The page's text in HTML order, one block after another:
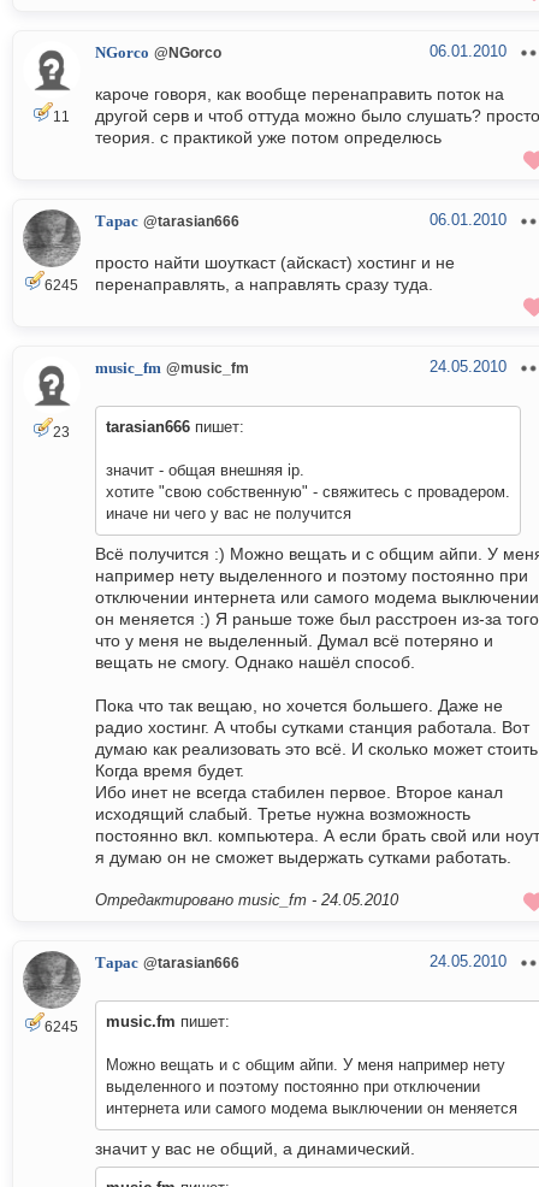
11
NGorco @NGorco 06.01.2010
кароче говоря, как вообще перенаправить поток на
другой серв и чтоб оттуда можно было слушать? просто
теория. с практикой уже потом определюсь
6245
Тарас @tarasian666 06.01.2010
просто найти шоуткаст (айскаст) хостинг и не
перенаправлять, а направлять сразу туда.
23
music_fm @music_fm 24.05.2010
tarasian666 пишет:
значит - общая внешняя ip.
хотите "свою собственную" - свяжитесь с провадером.
иначе ни чего у вас не получится
Всё получится :) Можно вещать и с общим айпи. У
например нету выделенного и поэтому постоянно при
отключении интернета или самого модема выключении
он меняется :) Я раньше тоже был расстроен из-за
что у меня не выделенный. Думал всё потеряно и
вещать не смогу. Однако нашёл способ.
Пока что так вещаю, но хочется большего. Даже не
радио хостинг. А чтобы сутками станция работала. Вот
думаю как реализовать это всё. И сколько может
Когда время будет.
Ибо инет не всегда стабилен первое. Второе канал
исходящий слабый. Третье нужна возможность
постоянно вкл. компьютера. А если брать свой или
я думаю он не сможет выдержать сутками работать.
Отредактировано music_fm - 24.05.2010
6245
Тарас @tarasian666 24.05.2010
music.fm пишет:
Можно вещать и с общим айпи. У меня например нету
выделенного и поэтому постоянно при отключении
интернета или самого модема выключении он меняется
значит у вас не общий, а динамический.